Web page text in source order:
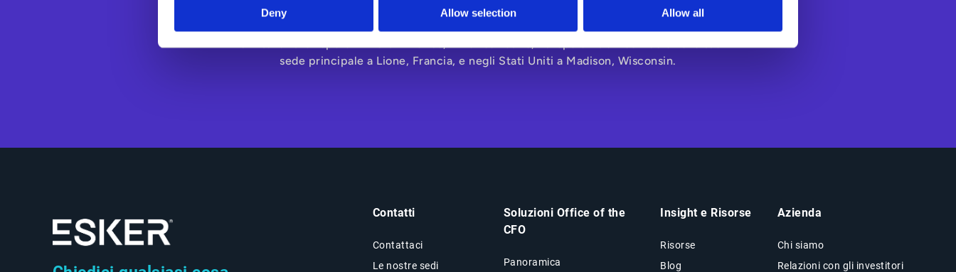
Deny Allow selection Allow all
l’Intelligenza Artificiale (AI) che contribuiscono ad aumentare la produttività, incrementare
la visibilità, ridurre il rischio di frode e migliorare la collaborazione interna e con clienti e
sede principale a Lione, Francia, e negli Stati Uniti a Madison, Wisconsin.
Contatti
Contattaci
Le nostre sedi
Soluzioni Office of the
CFO
Panoramica
Insight e Risorse
Risorse
Blog
Azienda
Chi siamo
Relazioni con gli investitori